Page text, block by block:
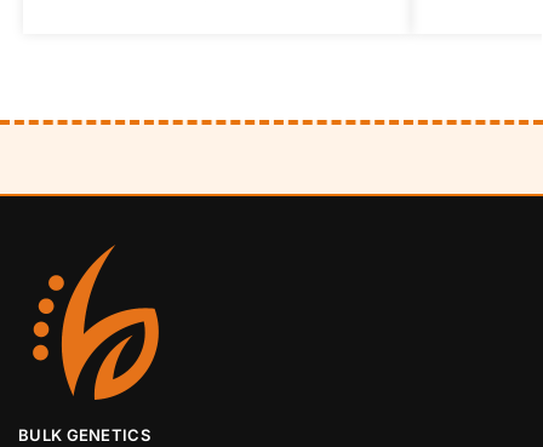
BULK GENETICS